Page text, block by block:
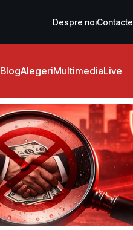
Despre noiContacte
BlogAlegeriMultimediaLive